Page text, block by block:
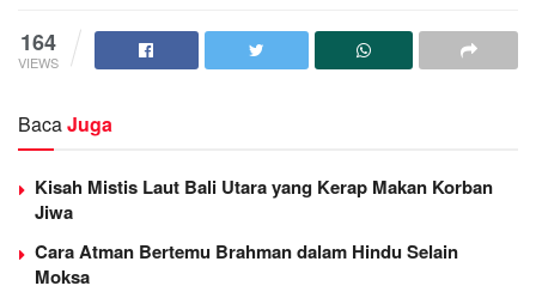
164
VIEWS
BacaJuga
Kisah Mistis Laut Bali Utara yang Kerap Makan Korban
Jiwa
Cara Atman Bertemu Brahman dalam Hindu Selain
Moksa